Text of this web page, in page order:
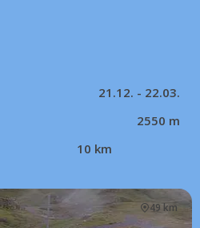
21.12. - 22.03.
2550 m
10 km
49 km